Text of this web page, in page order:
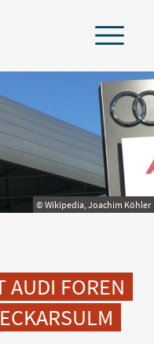
© Wikipedia, Joachim Köhler
AUDI FOREN